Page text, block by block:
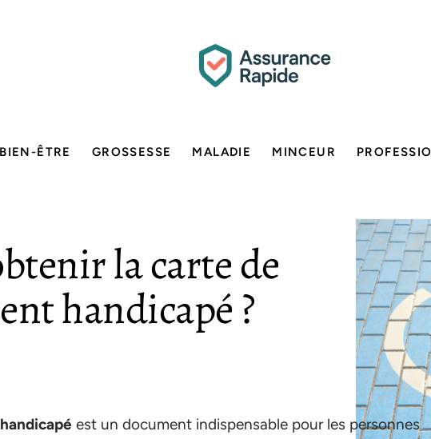
BIEN-ÊTRE GROSSESSE MALADIE MINCEUR
la carte de
handicapé ?
est un document indispensable pour les personnes